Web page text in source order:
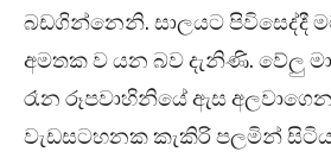
බඩගින්නෙනි. සාලයට පිවිසෙද්දී
අමතක ව යන බව දැනිණි. වේලු
රෑන රූපවාහිනියේ ඇස
වැඩසටහනක කැකිරි පලමින්